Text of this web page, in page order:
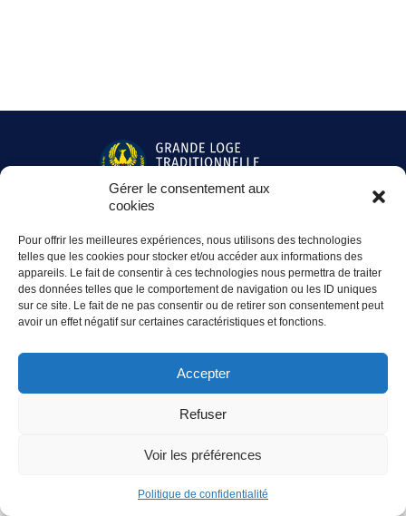
Gérer le consentement aux
cookies
Pour offrir les meilleures expériences, nous utilisons des technologies
telles que les cookies pour stocker et/ou accéder aux informations des
appareils. Le fait de consentir à ces technologies nous permettra de traiter
des données telles que le comportement de navigation ou les ID uniques
sur ce site. Le fait de ne pas consentir ou de retirer son consentement peut
avoir un effet négatif sur certaines caractéristiques et fonctions.
Accepter
Refuser
Voir les préférences
Politique de confidentialité
Tél. 01 41 05 98 68
9, place Henri Barbusse - 92300 Levallois-Perret
Facebook
Instagram
LinkedIn
Accès presse-Mentions légales-Politique de confidentialité
Accès extranet